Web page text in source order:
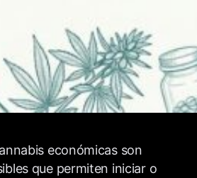
económicas son
que permiten iniciar o